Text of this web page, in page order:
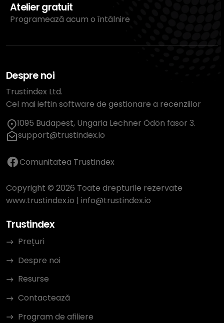
Atelier gratuit
Programează acum o întâlnire
Despre noi
Trustindex Ltd.
Cel mai ieftin software de gestionare a recenziilor
1095 Budapest, Ungaria Lechner Ödön fasor 3.
support@trustindex.io
Comunitatea Trustindex
Copyright © 2026 Toate drepturile rezervate
www.trustindex.io | info@trustindex.io
Trustindex
Prețuri
Despre noi
Resurse
Contactează
Program de afiliere